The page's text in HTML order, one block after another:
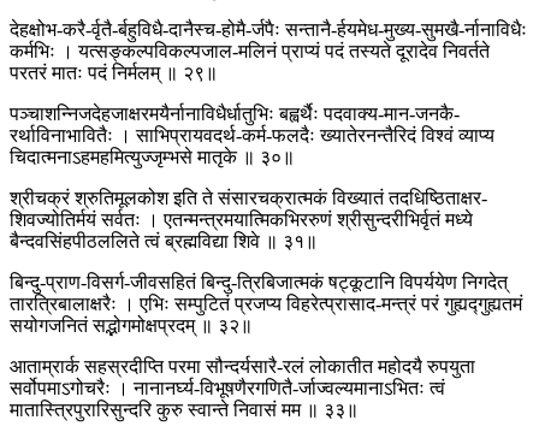
देहक्षोभ-करै-र्वृतै-र्बहुविधै-दानैस्च-होमै-र्जपैः सन्तानै-र्हयमेध-मुख्य-सुमखै-र्नानाविधैः
कर्मभिः । यत्सङ्कल्पविकल्पजाल-मलिनं प्राप्यं पदं तस्यते दूरादेव निवर्तते
परतरं मातः पदं निर्मलम् ॥ २९॥
पञ्चाशन्निजदेहजाक्षरमयैर्नानाविधैर्धातुभिः बह्वर्थैः पदवाक्य-मान-जनकै-
रर्थाविनाभावितैः । साभिप्रायवदर्थ-कर्म-फलदैः ख्यातेरनन्तैरिदं विश्वं व्याप्य
चिदात्मनाऽहमहमित्युज्जृम्भसे मातृके ॥ ३०॥
श्रीचक्रं श्रुतिमूलकोश इति ते संसारचक्रात्मकं विख्यातं तदधिष्ठिताक्षर-
शिवज्योतिर्मयं सर्वतः । एतन्मन्त्रमयात्मिकभिररुणं श्रीसुन्दरीभिर्वृतं मध्ये
बैन्दवसिंहपीठललिते त्वं ब्रह्मविद्या शिवे ॥ ३१॥
बिन्दु-प्राण-विसर्ग-जीवसहितं बिन्दु-त्रिबिजात्मकं षट्कूटानि विपर्ययेण निगदेत्
तारत्रिबालाक्षरैः । एभिः सम्पुटितं प्रजप्य विहरेत्प्रासाद-मन्त्रं परं गुह्यद्गुह्यतमं
सयोगजनितं सद्भोगमोक्षप्रदम् ॥ ३२॥
आताम्रार्क सहस्रदीप्ति परमा सौन्दर्यसारै-रलं लोकातीत महोदयै रुपयुता
सर्वोपमाऽगोचरैः । नानानर्घ्य-विभूषणैरगणितै-र्जाज्वल्यमानाऽभितः त्वं
मातास्त्रिपुरारिसुन्दरि कुरु स्वान्ते निवासं मम ॥ ३३॥